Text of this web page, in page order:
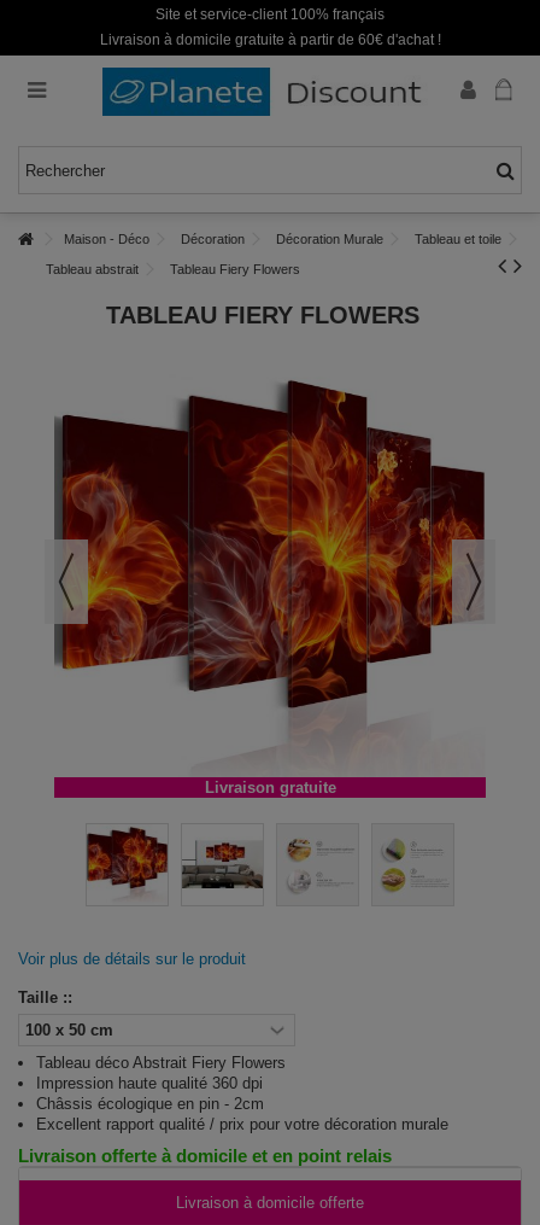
Site et service-client 100% français
Livraison à domicile gratuite à partir de 60€ d'achat !
Maison - Déco Décoration Décoration Murale Tableau et toile
Tableau abstrait Tableau Fiery Flowers
TABLEAU FIERY FLOWERS
Livraison gratuite
Voir plus de détails sur le produit
Taille ::
Tableau déco Abstrait Fiery Flowers
Impression haute qualité 360 dpi
Châssis écologique en pin - 2cm
Excellent rapport qualité / prix pour votre décoration murale
Livraison offerte à domicile et en point relais
Livraison à domicile offerte